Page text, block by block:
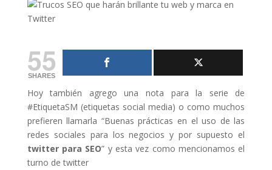
55
SHARES
Hoy también agrego una nota para la serie de
#EtiquetaSM (etiquetas social media) o como muchos
prefieren llamarla “Buenas prácticas en el uso de las
redes sociales para los negocios y por supuesto el
twitter para SEO” y esta vez como mencionamos el
turno de twitter